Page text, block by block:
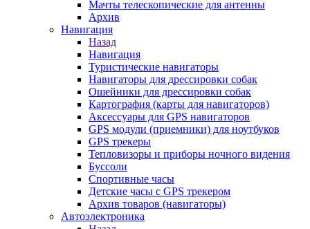
Мачты телескопические для антенны
Архив
Навигация
Назад
Навигация
Туристические навигаторы
Навигаторы для дрессировки собак
Ошейники для дрессировки собак
Картография (карты для навигаторов)
Аксессуары для GPS навигаторов
GPS модули (приемники) для ноутбуков
GPS трекеры
Тепловизоры и приборы ночного видения
Буссоли
Спортивные часы
Детские часы с GPS трекером
Архив товаров (навигаторы)
Автоэлектроника